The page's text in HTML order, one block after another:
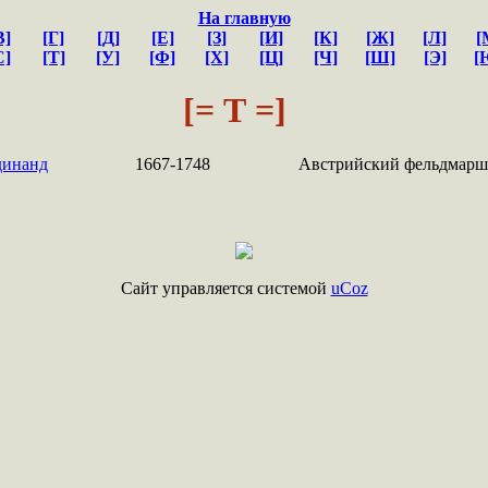
На главную
[Г] [Д] [Е] [З] [И] [К] [Ж] [Л]
[Т] [У] [Ф] [Х] [Ц] [Ч] [Ш] [Э]
[= Т =]
1667-1748 Австрийский
Сайт управляется системой uCoz